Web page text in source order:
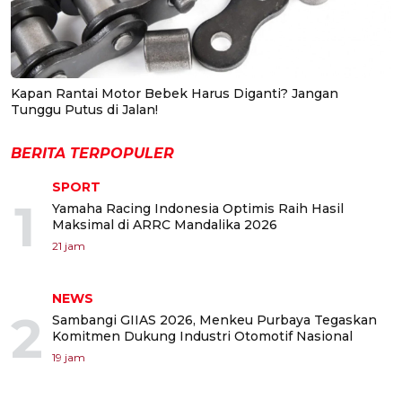
Kapan Rantai Motor Bebek Harus Diganti? Jangan
Tunggu Putus di Jalan!
BERITA TERPOPULER
1
SPORT
Yamaha Racing Indonesia Optimis Raih Hasil
Maksimal di ARRC Mandalika 2026
21 jam
2
NEWS
Sambangi GIIAS 2026, Menkeu Purbaya Tegaskan
Komitmen Dukung Industri Otomotif Nasional
19 jam